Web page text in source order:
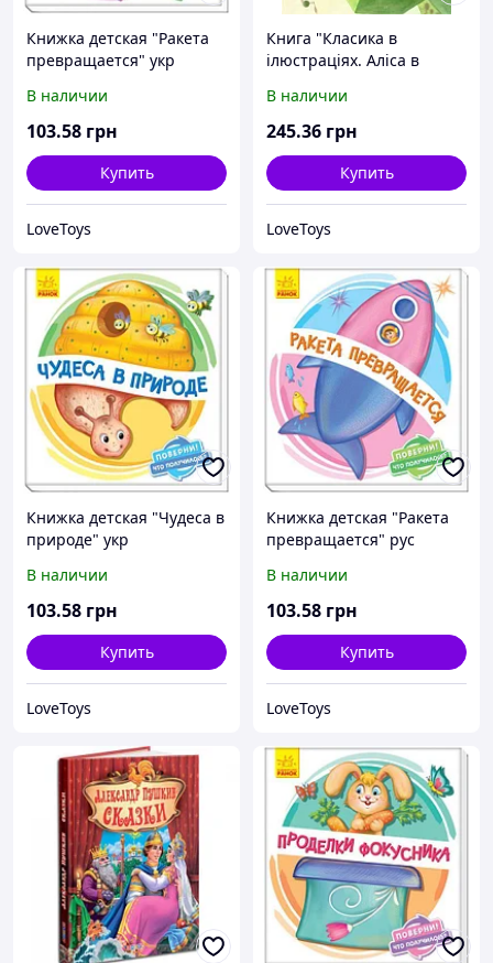
Книжка детская "Ракета
превращается" укр
В наличии
103.58 грн
Купить
LoveToys
Книга "Класика в
ілюстраціях. Аліса в
В наличии
245.36 грн
Купить
LoveToys
Книжка детская "Чудеса в
природе" укр
В наличии
103.58 грн
Купить
LoveToys
Книжка детская "Ракета
превращается" рус
В наличии
103.58 грн
Купить
LoveToys